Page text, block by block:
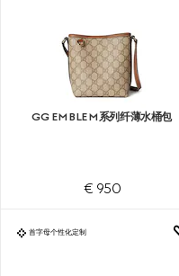
GG EMBLEM系列纤薄水桶包
€ 950
首字母个性化定制